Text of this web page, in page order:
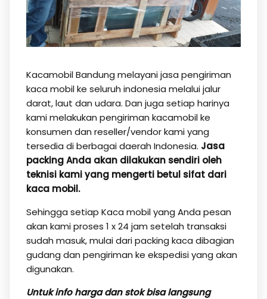
Kacamobil Bandung melayani jasa pengiriman
kaca mobil ke seluruh indonesia melalui jalur
darat, laut dan udara. Dan juga setiap harinya
kami melakukan pengiriman kacamobil ke
konsumen dan reseller/vendor kami yang
tersedia di berbagai daerah Indonesia. Jasa
packing Anda akan dilakukan sendiri oleh
teknisi kami yang mengerti betul sifat dari
kaca mobil.
Sehingga setiap Kaca mobil yang Anda pesan
akan kami proses 1 x 24 jam setelah transaksi
sudah masuk, mulai dari packing kaca dibagian
gudang dan pengiriman ke ekspedisi yang akan
digunakan.
Untuk info harga dan stok bisa langsung